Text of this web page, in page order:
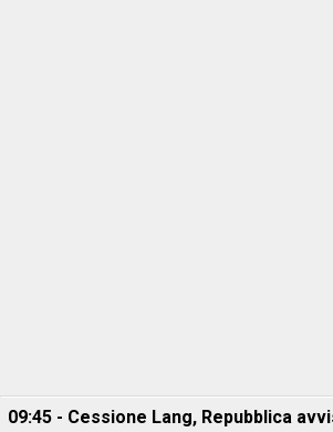
09:45 - Cessione Lang, Repubblica